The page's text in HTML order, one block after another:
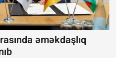
əməkdaşlıq